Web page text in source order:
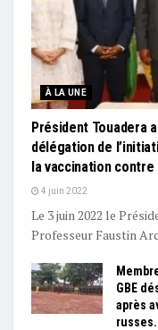
À LA UNE
Président Touadera
délégation de
la vaccination contre
4 juin 2022
Le 3 juin 2022 le
Professeur Faustin
GBE
après
russes.